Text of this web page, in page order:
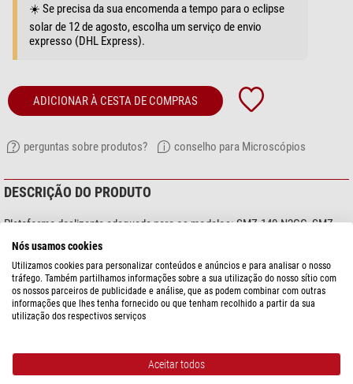
☀️ Se precisa da sua encomenda a tempo para o eclipse
solar de 12 de agosto, escolha um serviço de envio
expresso (DHL Express).
ADICIONAR À CESTA DE COMPRAS
perguntas sobre produtos? conselho para Microscópios
DESCRIÇÃO DO PRODUTO
Plataforma deslizante adequada para os modelos: SMZ-140-N2GG, SMZ-
140-N2LED, SMZ-143-N2GG, SMZ-143-N2LED, SFC-11C-N2GG, SFC-11C-
TL, SMZ-161-TLED
(Sem imagem disponível)
Nós usamos cookies
Utilizamos cookies para personalizar conteúdos e anúncios e para analisar o nosso
tráfego. Também partilhamos informações sobre a sua utilização do nosso sítio com
os nossos parceiros de publicidade e análise, que as podem combinar com outras
informações que lhes tenha fornecido ou que tenham recolhido a partir da sua
utilização dos respectivos serviços
Aceitar todos